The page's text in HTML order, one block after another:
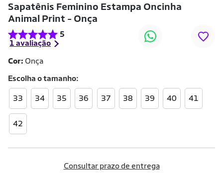
Sapatênis Feminino Estampa Oncinha
Animal Print - Onça
5
1 avaliação
Cor: Onça
Escolha otamanho
33 34 35 36 37 38 39 40 41
42
Consultar prazo de entrega